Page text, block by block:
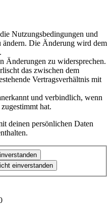
Nutzungsbedingungen und
ändern. Die Änderung wird dem
Änderungen zu widersprechen.
das zwischen dem
Vertragsverhältnis mit
und verbindlich, wenn
hat.
deinen persönlichen Daten